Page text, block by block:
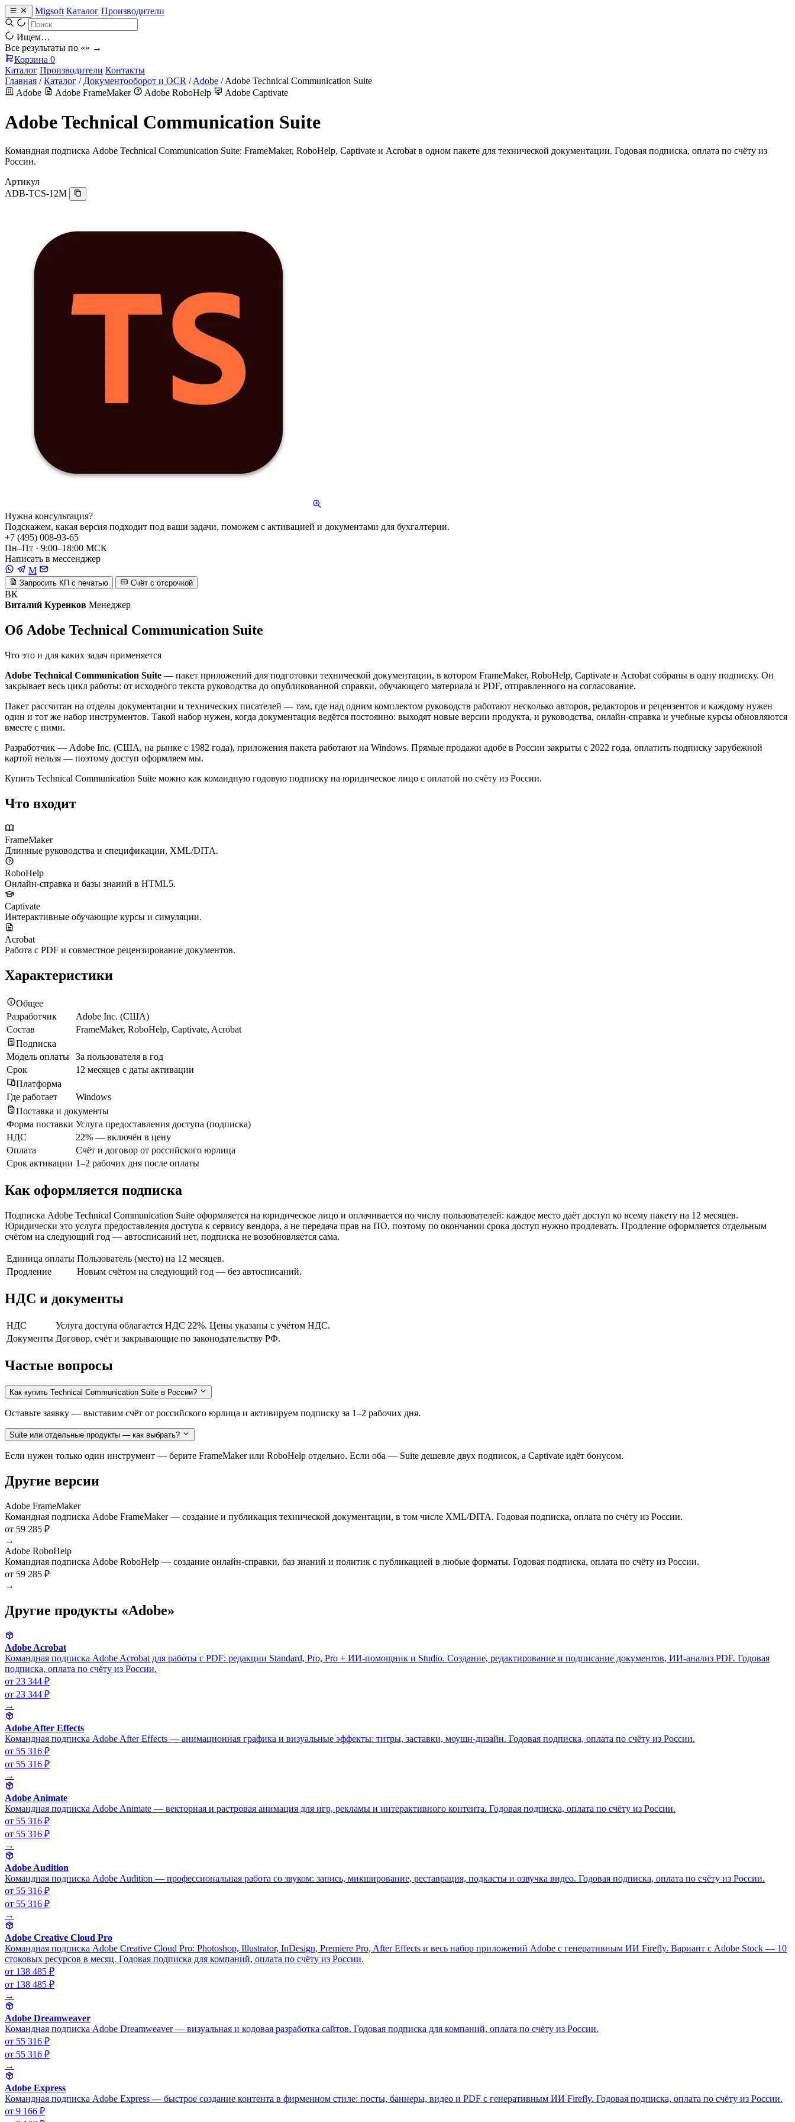
Migsoft Каталог Производители
Ищем…
Все результаты по «» →
Корзина 0
Каталог Производители Контакты
Главная / Каталог / Документооборот и OCR / Adobe / Adobe Technical Communication Suite
Adobe
Adobe FrameMaker Adobe RoboHelp Adobe Captivate
Adobe Technical Communication Suite
Командная подписка Adobe Technical Communication Suite: FrameMaker, RoboHelp, Captivate и Acrobat в одном пакете для технической документации. Годовая подписка, оплата по счёту из
России.
Артикул
ADB-TCS-12M
Нужна консультация?
Подскажем, какая версия подходит под ваши задачи, поможем с активацией и документами для бухгалтерии.
+7 (495) 008-93-65
Пн–Пт · 9:00–18:00 МСК
Написать в мессенджер
M
Запросить КП с печатью Счёт с отсрочкой
ВК
Виталий Куренков Менеджер
Об Adobe Technical Communication Suite
Что это и для каких задач применяется
Adobe Technical Communication Suite — пакет приложений для подготовки технической документации, в котором FrameMaker, RoboHelp, Captivate и Acrobat собраны в одну подписку. Он
закрывает весь цикл работы: от исходного текста руководства до опубликованной справки, обучающего материала и PDF, отправленного на согласование.
Пакет рассчитан на отделы документации и технических писателей — там, где над одним комплектом руководств работают несколько авторов, редакторов и рецензентов и каждому нужен
один и тот же набор инструментов. Такой набор нужен, когда документация ведётся постоянно: выходят новые версии продукта, и руководства, онлайн-справка и учебные курсы обновляются
вместе с ними.
Разработчик — Adobe Inc. (США, на рынке с 1982 года), приложения пакета работают на Windows. Прямые продажи адобе в России закрыты с 2022 года, оплатить подписку зарубежной
картой нельзя — поэтому доступ оформляем мы.
Купить Technical Communication Suite можно как командную годовую подписку на юридическое лицо с оплатой по счёту из России.
Что входит
FrameMaker
Длинные руководства и спецификации, XML/DITA.
RoboHelp
Онлайн-справка и базы знаний в HTML5.
Captivate
Интерактивные обучающие курсы и симуляции.
Acrobat
Работа с PDF и совместное рецензирование документов.
Характеристики
Общее
Разработчик
Adobe Inc. (США)
Состав
FrameMaker, RoboHelp, Captivate, Acrobat
Подписка
Модель оплаты
За пользователя в год
Срок
12 месяцев с даты активации
Платформа
Где работает
Windows
Поставка и документы
Форма поставки Услуга предоставления доступа (подписка)
НДС
22% — включён в цену
Оплата
Счёт и договор от российского юрлица
Срок активации 1–2 рабочих дня после оплаты
Как оформляется подписка
Подписка Adobe Technical Communication Suite оформляется на юридическое лицо и оплачивается по числу пользователей: каждое место даёт доступ ко всему пакету на 12 месяцев.
Юридически это услуга предоставления доступа к сервису вендора, а не передача прав на ПО, поэтому по окончании срока доступ нужно продлевать. Продление оформляется отдельным
счётом на следующий год — автосписаний нет, подписка не возобновляется сама.
Единица оплаты Пользователь (место) на 12 месяцев.
Продление
Новым счётом на следующий год — без автосписаний.
НДС и документы
НДС
Услуга доступа облагается НДС 22%. Цены указаны с учётом НДС.
Документы Договор, счёт и закрывающие по законодательству РФ.
Частые вопросы
Как купить Technical Communication Suite в России?
Оставьте заявку — выставим счёт от российского юрлица и активируем подписку за 1–2 рабочих дня.
Suite или отдельные продукты — как выбрать?
Если нужен только один инструмент — берите FrameMaker или RoboHelp отдельно. Если оба — Suite дешевле двух подписок, а Captivate идёт бонусом.
Другие версии
Adobe FrameMaker
Командная подписка Adobe FrameMaker — создание и публикация технической документации, в том числе XML/DITA. Годовая подписка, оплата по счёту из России.
от 59 285 ₽
→
Adobe RoboHelp
Командная подписка Adobe RoboHelp — создание онлайн-справки, баз знаний и политик с публикацией в любые форматы. Годовая подписка, оплата по счёту из России.
от 59 285 ₽
→
Другие продукты «Adobe»
Adobe Acrobat
Командная подписка Adobe Acrobat для работы с PDF: редакции Standard, Pro, Pro + ИИ-помощник и Studio. Создание, редактирование и подписание документов, ИИ-анализ PDF. Годовая
подписка, оплата по счёту из России.
от 23 344 ₽
от 23 344 ₽
→
Adobe After Effects
Командная подписка Adobe After Effects — анимационная графика и визуальные эффекты: титры, заставки, моушн-дизайн. Годовая подписка, оплата по счёту из России.
от 55 316 ₽
от 55 316 ₽
→
Adobe Animate
Командная подписка Adobe Animate — векторная и растровая анимация для игр, рекламы и интерактивного контента. Годовая подписка, оплата по счёту из России.
от 55 316 ₽
от 55 316 ₽
→
Adobe Audition
Командная подписка Adobe Audition — профессиональная работа со звуком: запись, микширование, реставрация, подкасты и озвучка видео. Годовая подписка, оплата по счёту из России.
от 55 316 ₽
от 55 316 ₽
→
Adobe Creative Cloud Pro
Командная подписка Adobe Creative Cloud Pro: Photoshop, Illustrator, InDesign, Premiere Pro, After Effects и весь набор приложений Adobe с генеративным ИИ Firefly. Вариант с Adobe Stock — 10
стоковых ресурсов в месяц. Годовая подписка для компаний, оплата по счёту из России.
от 138 485 ₽
от 138 485 ₽
→
Adobe Dreamweaver
Командная подписка Adobe Dreamweaver — визуальная и кодовая разработка сайтов. Годовая подписка для компаний, оплата по счёту из России.
от 55 316 ₽
от 55 316 ₽
→
Adobe Express
Командная подписка Adobe Express — быстрое создание контента в фирменном стиле: посты, баннеры, видео и PDF с генеративным ИИ Firefly. Годовая подписка, оплата по счёту из России.
от 9 166 ₽